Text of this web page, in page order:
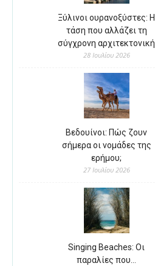
Ξύλινοι ουρανοξύστες: Η
τάση που αλλάζει τη
σύγχρονη αρχιτεκτονική
28 Ιουλίου 2026
Βεδουίνοι: Πώς ζουν
σήμερα οι νομάδες της
ερήμου;
27 Ιουλίου 2026
Singing Beaches: Οι
παραλίες που…